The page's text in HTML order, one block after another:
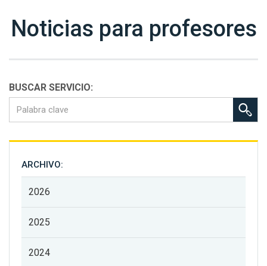
Noticias para profesores
BUSCAR SERVICIO:
ARCHIVO:
2026
2025
2024